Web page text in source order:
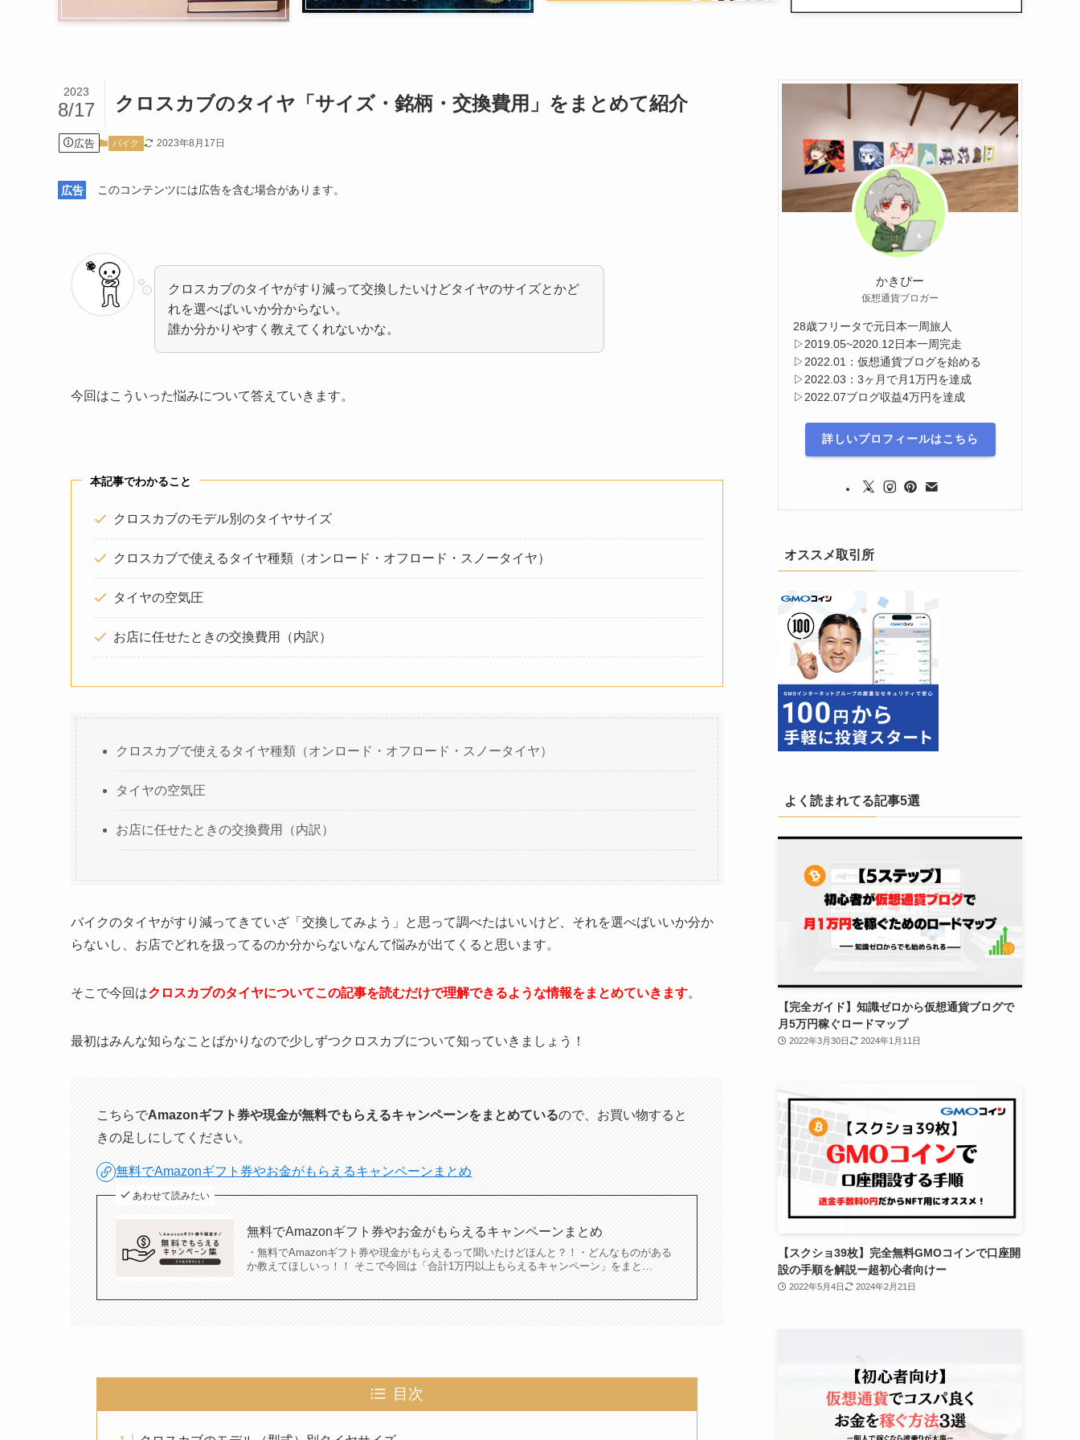
クロスカブのタイヤ「サイズ・銘柄・交換費用」をまとめて紹介
2023
8/17
広告 バイク 2023年8月17日
広告 このコンテンツには広告を含む場合があります。
クロスカブのタイヤがすり減って交換したいけどタイヤのサイズとかど
れを選べばいいか分からない。
誰か分かりやすく教えてくれないかな。
今回はこういった悩みについて答えていきます。
本記事でわかること
クロスカブのモデル別のタイヤサイズ
クロスカブで使えるタイヤ種類（オンロード・オフロード・スノータイヤ）
タイヤの空気圧
お店に任せたときの交換費用（内訳）
クロスカブで使えるタイヤ種類（オンロード・オフロード・スノータイヤ）
タイヤの空気圧
お店に任せたときの交換費用（内訳）
バイクのタイヤがすり減ってきていざ「交換してみよう」と思って調べたはいいけど、それを選べばいいか分か
らないし、お店でどれを扱ってるのか分からないなんて悩みが出てくると思います。
そこで今回はクロスカブのタイヤについてこの記事を読むだけで理解できるような情報をまとめていきます。
最初はみんな知らなことばかりなので少しずつクロスカブについて知っていきましょう！
こちらでAmazonギフト券や現金が無料でもらえるキャンペーンをまとめているので、お買い物すると
きの足しにしてください。
無料でAmazonギフト券やお金がもらえるキャンペーンまとめ
あわせて読みたい
無料でAmazonギフト券やお金がもらえるキャンペーンまとめ
・無料でAmazonギフト券や現金がもらえるって聞いたけどほんと？！・どんなものがある
か教えてほしいっ！！ そこで今回は「合計1万円以上もらえるキャンペーン」をまと…
目次
かきぴー
仮想通貨ブロガー
28歳フリータで元日本一周旅人
▷2019.05~2020.12日本一周完走
▷2022.01：仮想通貨ブログを始める
▷2022.03：3ヶ月で月1万円を達成
▷2022.07ブログ収益4万円を達成
詳しいプロフィールはこちら
オススメ取引所
よく読まれてる記事5選
【完全ガイド】知識ゼロから仮想通貨ブログで
月5万円稼ぐロードマップ
2022年3月30日 2024年1月11日
【スクショ39枚】完全無料GMOコインで口座開
設の手順を解説ー超初心者向けー
2022年5月4日 2024年2月21日